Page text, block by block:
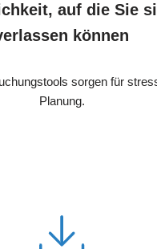
auf die Sie
können
sorgen für
Planung.